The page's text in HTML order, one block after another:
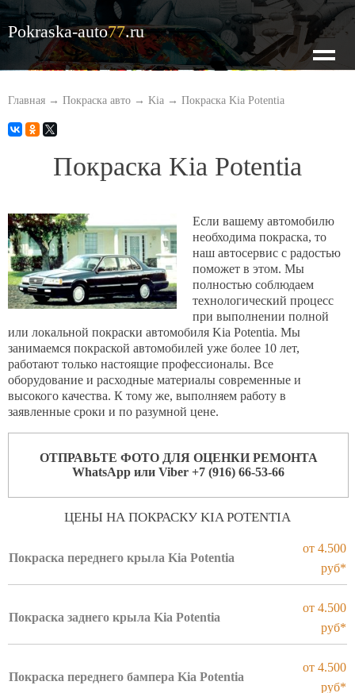
Pokraska-auto77.ru
О нас
Покраска авто
Оценка по фото
Контакты
Главная → Покраска авто → Kia → Покраска Kia Potentia
Покраска Kia Potentia
Если вашему автомобилю
необходима покраска, то
наш автосервис с радостью
поможет в этом. Мы
полностью соблюдаем
технологический процесс
при выполнении полной
или локальной покраски автомобиля Kia Potentia. Мы
занимаемся покраской автомобилей уже более 10 лет,
работают только настоящие профессионалы. Все
оборудование и расходные материалы современные и
высокого качества. К тому же, выполняем работу в
заявленные сроки и по разумной цене.
ОТПРАВЬТЕ ФОТО ДЛЯ ОЦЕНКИ РЕМОНТА
WhatsApp или Viber +7 (916) 66-53-66
ЦЕНЫ НА ПОКРАСКУ KIA POTENTIA
Покраска переднего крыла Kia Potentia
от 4.500
руб*
Покраска заднего крыла Kia Potentia
от 4.500
руб*
Покраска переднего бампера Kia Potentia
от 4.500
руб*